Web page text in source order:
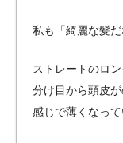
私も「綺麗な髪
ストレートのロン
分け目から頭皮
感じで薄くなって